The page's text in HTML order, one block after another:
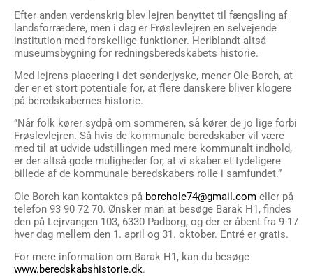
Efter anden verdenskrig blev lejren benyttet til fængsling af
landsforrædere, men i dag er Frøslevlejren en selvejende
institution med forskellige funktioner. Heriblandt altså
museumsbygning for redningsberedskabets historie.
Med lejrens placering i det sønderjyske, mener Ole Borch, at
der er et stort potentiale for, at flere danskere bliver klogere
på beredskabernes historie.
”Når folk kører sydpå om sommeren, så kører de jo lige forbi
Frøslevlejren. Så hvis de kommunale beredskaber vil være
med til at udvide udstillingen med mere kommunalt indhold,
er der altså gode muligheder for, at vi skaber et tydeligere
billede af de kommunale beredskabers rolle i samfundet.”
Ole Borch kan kontaktes på borchole74@gmail.com eller på
telefon 93 90 72 70. Ønsker man at besøge Barak H1, findes
den på Lejrvangen 103, 6330 Padborg, og der er åbent fra 9-17
hver dag mellem den 1. april og 31. oktober. Entré er gratis.
For mere information om Barak H1, kan du besøge
www.beredskabshistorie.dk.